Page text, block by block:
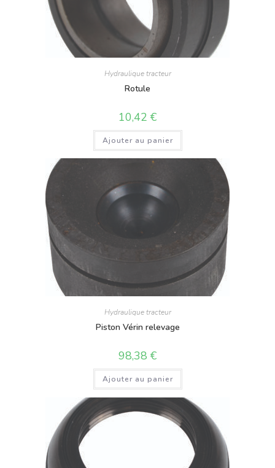
Hydraulique tracteur
Rotule
10,42 €
Ajouter au panier
Hydraulique tracteur
Piston Vérin relevage
98,38 €
Ajouter au panier